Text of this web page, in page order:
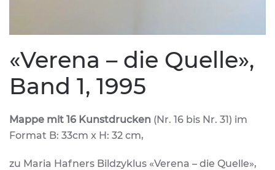
«Verena – die Quelle»,
Band 1, 1995
Mappe mit 16 Kunstdrucken (Nr. 16 bis Nr. 31) im
Format B: 33cm x H: 32 cm,
zu Maria Hafners Bildzyklus «Verena – die Quelle»,